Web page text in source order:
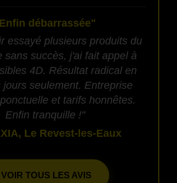
débarrassée"
essayé plusieurs produits du
sans succès, j'ai fait appel à
4D. Résultat radical en
jours seulement. Entreprise
et tarifs honnêtes.
Enfin tranquille !"
Le Revest-les-Eaux
VOIR TOUS LES AVIS